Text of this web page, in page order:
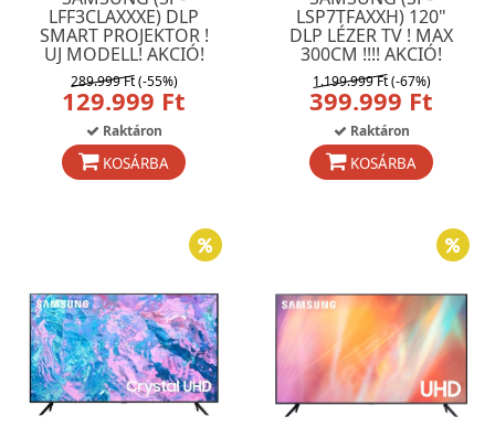
LFF3CLAXXXE) DLP
SMART PROJEKTOR !
UJ MODELL! AKCIÓ!
289.999 Ft(-55%)
129.999 Ft
Raktáron
KOSÁRBA
LSP7TFAXXH) 120"
DLP LÉZER TV ! MAX
300CM !!!! AKCIÓ!
1.199.999 Ft(-67%)
399.999 Ft
Raktáron
KOSÁRBA